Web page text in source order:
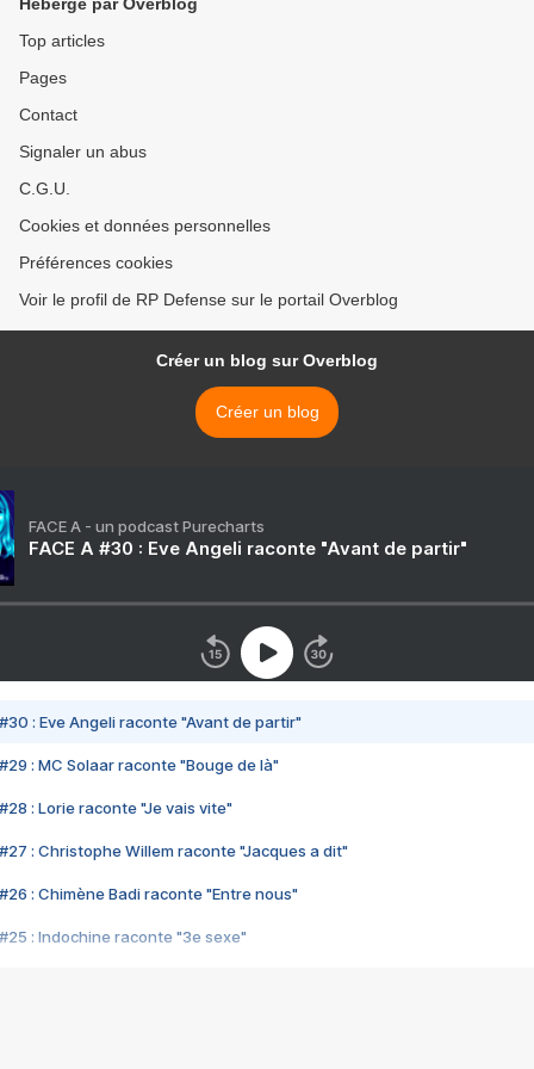
Top articles
Pages
Contact
Signaler un abus
C.G.U.
Cookies et données personnelles
Préférences cookies
Voir le profil de RP Defense sur le portail Overblog
Créer un blog sur Overblog
Créer un blog
FACE A - un podcast Purecharts
FACE A #30 : Eve Angeli raconte "Avant de partir"
#30 : Eve Angeli raconte "Avant de partir"
#29 : MC Solaar raconte "Bouge de là"
#28 : Lorie raconte "Je vais vite"
#27 : Christophe Willem raconte "Jacques a dit"
#26 : Chimène Badi raconte "Entre nous"
#25 : Indochine raconte "3e sexe"